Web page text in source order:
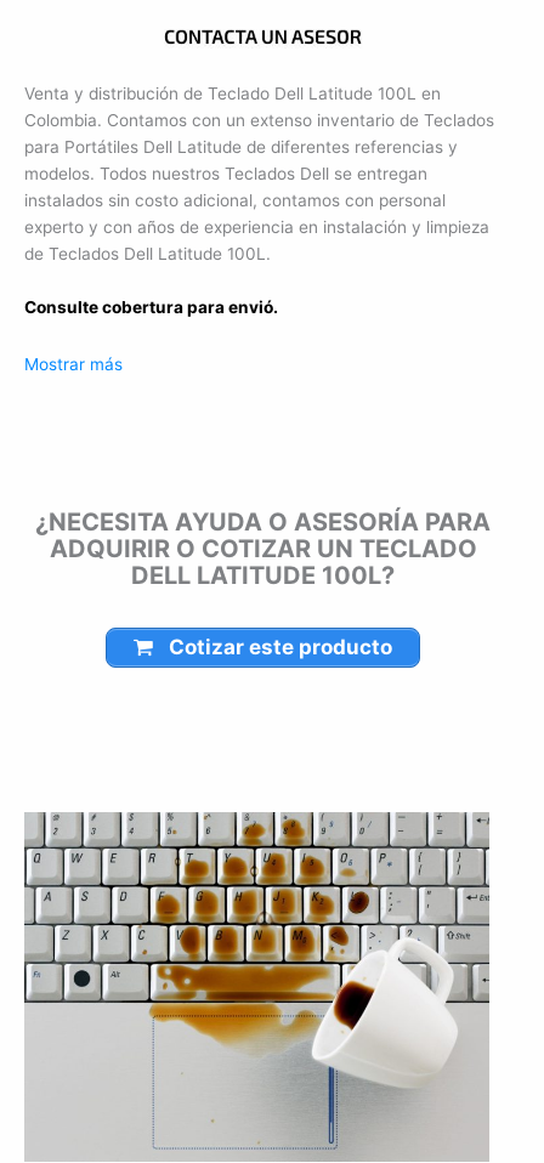
Venta y distribución de Teclado Dell Latitude 100L en
Colombia. Contamos con un extenso inventario de Teclados
para Portátiles Dell Latitude de diferentes referencias y
modelos. Todos nuestros Teclados Dell se entregan
instalados sin costo adicional, contamos con personal
experto y con años de experiencia en instalación y limpieza
de Teclados Dell Latitude 100L.
Consulte cobertura para envió.
Leticia, Medellín, Arauca, Barranquilla, Cartagena, Tunja,
Mostrar más
¿NECESITA AYUDA O ASESORÍA PARA
ADQUIRIR O COTIZAR UN TECLADO
DELL LATITUDE 100L?
Cotizar este producto